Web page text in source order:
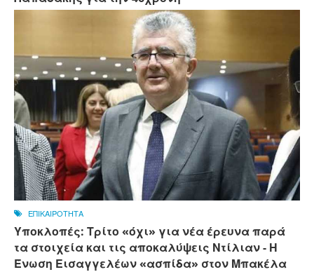
ΕΠΙΚΑΙΡΟΤΗΤΑ
Υποκλοπές: Τρίτο «όχι» για νέα έρευνα παρά
τα στοιχεία και τις αποκαλύψεις Ντίλιαν - Η
Ένωση Εισαγγελέων «ασπίδα» στον Μπακέλα